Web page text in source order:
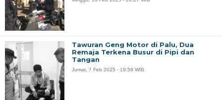
Tawuran Geng Motor di Palu, Dua
Remaja Terkena Busur di Pipi dan
Tangan
Jumat, 7 Feb 2025 - 19:58 WIB